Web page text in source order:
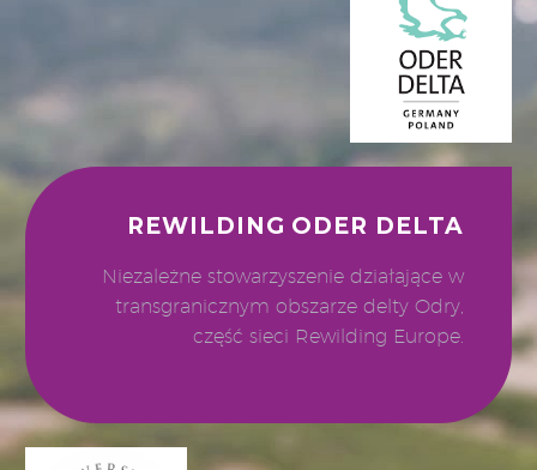
REWILDING ODER DELTA
Niezależne stowarzyszenie działające w
transgranicznym obszarze delty Odry,
część sieci Rewilding Europe.